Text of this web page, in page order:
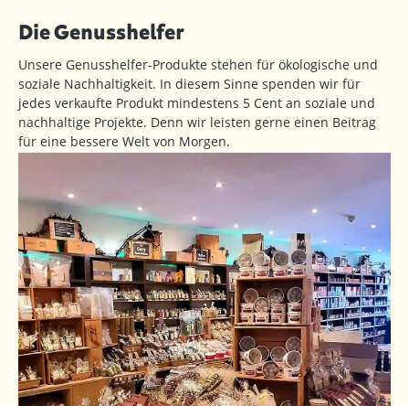
Die Genusshelfer
Unsere Genusshelfer-Produkte stehen für ökologische und
soziale Nachhaltigkeit. In diesem Sinne spenden wir für
jedes verkaufte Produkt mindestens 5 Cent an soziale und
nachhaltige Projekte. Denn wir leisten gerne einen Beitrag
für eine bessere Welt von Morgen.